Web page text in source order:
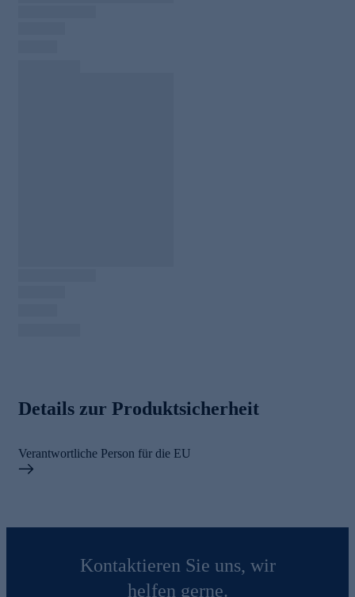
Details zur Produktsicherheit
Verantwortliche Person für die EU
Kontaktieren Sie uns, wir
helfen gerne.